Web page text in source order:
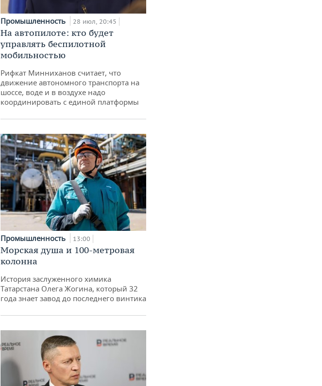
Промышленность 28 июл, 20:45
На автопилоте: кто будет
управлять беспилотной
мобильностью
Рифкат Минниханов считает, что
движение автономного транспорта на
шоссе, воде и в воздухе надо
координировать с единой платформы
Промышленность 13:00
Морская душа и 100-метровая
колонна
История заслуженного химика
Татарстана Олега Жогина, который 32
года знает завод до последнего винтика